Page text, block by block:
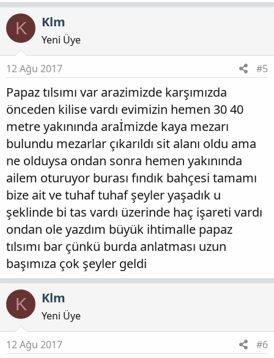
K Klm
Yeni Üye
12 Ağu 2017 #5
Papaz tılsımı var arazimizde karşımızda
önceden kilise vardı evimizin hemen 30 40
metre yakınında araİmizde kaya mezarı
bulundu mezarlar çıkarıldı sit alanı oldu ama
ne olduysa ondan sonra hemen yakınında
ailem oturuyor burası fındık bahçesi tamamı
bize ait ve tuhaf tuhaf şeyler yaşadık u
şeklinde bi tas vardı üzerinde haç işareti vardı
ondan ole yazdım büyük ihtimalle papaz
tılsımı bar çünkü burda anlatması uzun
başımıza çok şeyler geldi
K Klm
Yeni Üye
12 Ağu 2017 #6